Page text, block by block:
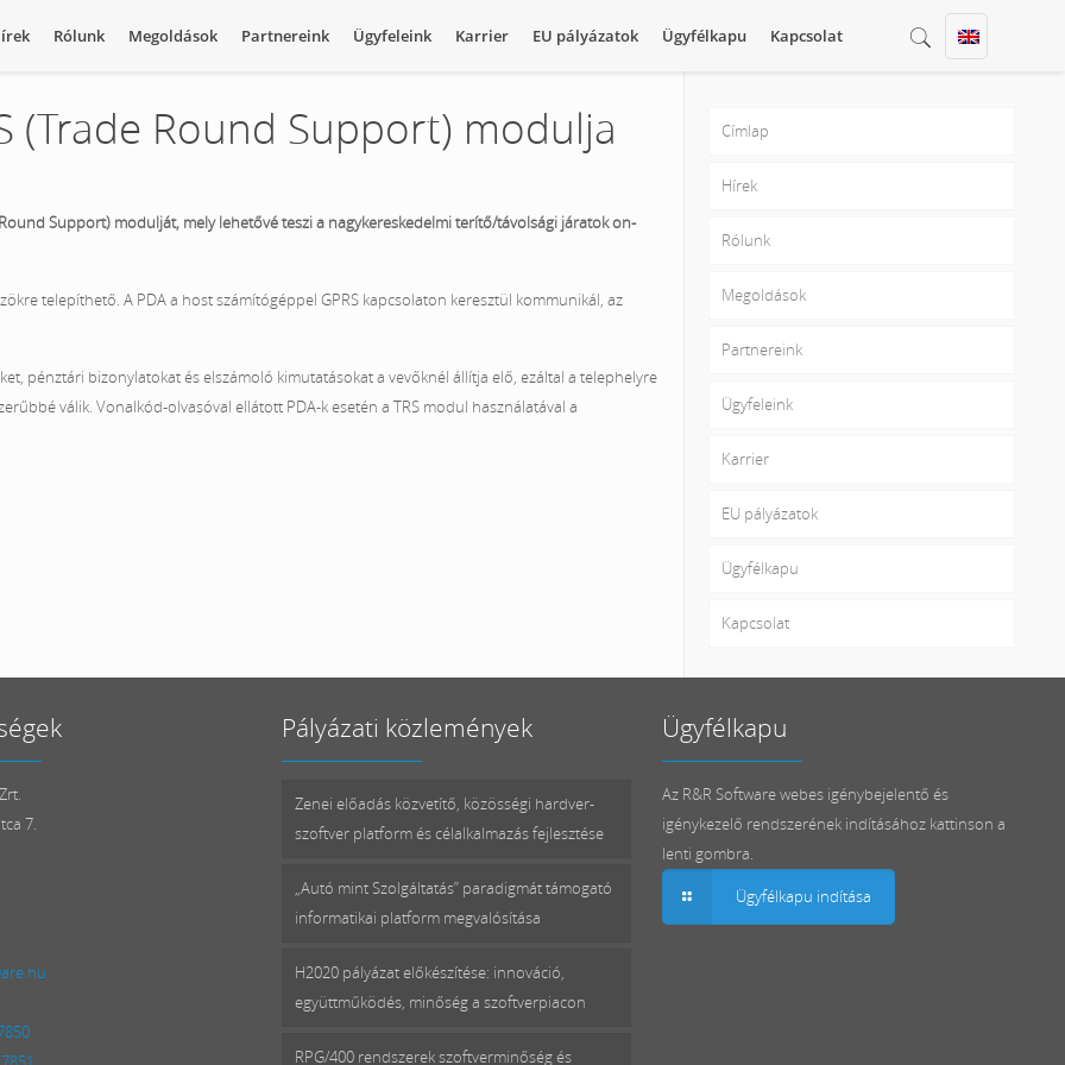
Rólunk Megoldások Partnereink Ügyfeleink Karrier EU pályázatok Ügyfélkapu Kapcsolat
(Trade Round Support) modulja
Support) modulját, mely lehetővé teszi a nagykereskedelmi terítő/távolsági járatok on-
telepíthető. A PDA a host számítógéppel GPRS kapcsolaton keresztül kommunikál, az
pénztári bizonylatokat és elszámoló kimutatásokat a vevőknél állítja elő, ezáltal a telephelyre
válik. Vonalkód-olvasóval ellátott PDA-k esetén a TRS modul használatával a
Címlap
Hírek
Rólunk
Megoldások
Partnereink
Ügyfeleink
Karrier
EU pályázatok
Ügyfélkapu
Kapcsolat
7.
Pályázati közlemények
Zenei előadás közvetítő, közösségi hardver-
szoftver platform és célalkalmazás fejlesztése
„Autó mint Szolgáltatás” paradigmát támogató
informatikai platform megvalósítása
H2020 pályázat előkészítése: innováció,
együttműködés, minőség a szoftverpiacon
RPG/400 rendszerek szoftverminőség és
Ügyfélkapu
Az R&R Software webes igénybejelentő és
igénykezelő rendszerének indításához kattinson a
lenti gombra.
Ügyfélkapu indítása